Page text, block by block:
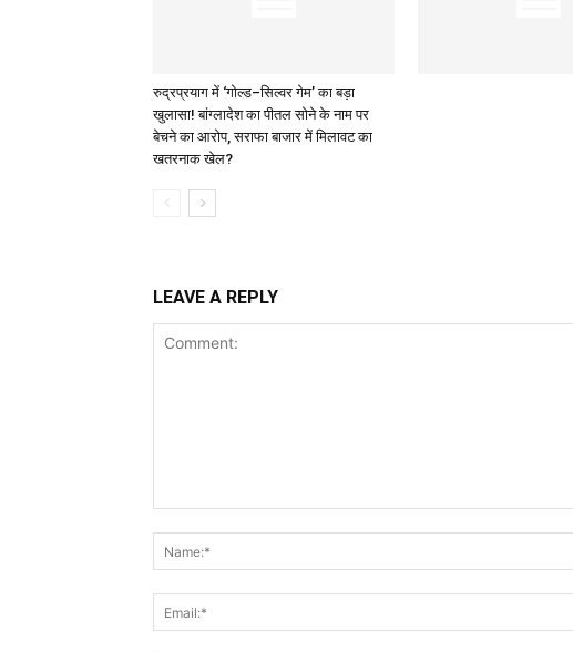
रुद्रप्रयाग में ‘गोल्ड–सिल्वर गेम’ का बड़ा
खुलासा! बांग्लादेश का पीतल सोने के नाम पर
बेचने का आरोप, सराफा बाजार में मिलावट का
खतरनाक खेल?
LEAVE A REPLY